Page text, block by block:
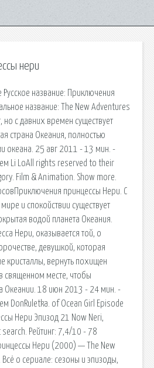
нери
название: Приключения
название: The New Adventures
но с давних времен существует
страна Океания, полностью
океана. 25 авг 2011 - 13 мин. -
Li LoAll rights reserved to their
Film & Animation. Show more.
принцессы Нери. С
и спокойствии существует
водой планета Океания.
Нери, оказывается той, о
девушкой, которая
кристаллы, вернуть похищен
священном месте, чтобы
Океании. 18 июн 2013 - 24 мин. -
DonRuletka. of Ocean Girl Episode
Нери Эпизод 21 Now Neri,
Рейтинг: 7,4/10 - 78
Нери (2000) — The New
о сериале: сезоны и эпизоды,